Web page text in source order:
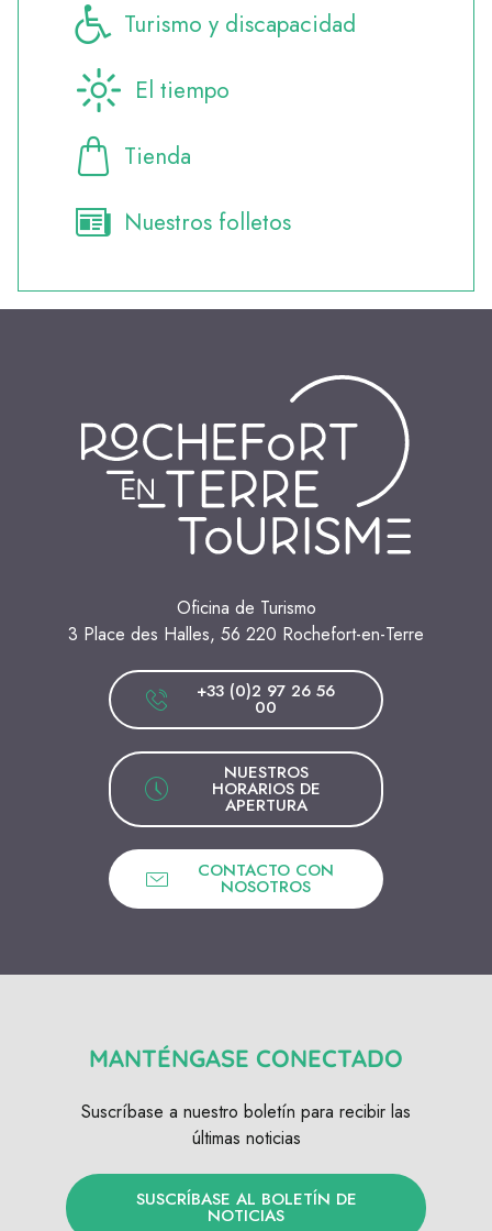
Turismo y discapacidad
El tiempo
Tienda
Nuestros folletos
Oficina de Turismo
3 Place des Halles, 56 220 Rochefort-en-Terre
+33 (0)2 97 26 56
00
NUESTROS
HORARIOS DE
APERTURA
CONTACTO CON
NOSOTROS
MANTÉNGASE CONECTADO
Suscríbase a nuestro boletín para recibir las
últimas noticias
SUSCRÍBASE AL BOLETÍN DE
NOTICIAS